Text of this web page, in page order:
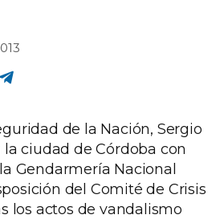
de la Nación, Sergio
ciudad de Córdoba con
Gendarmería Nacional
del Comité de Crisis
los actos de vandalismo